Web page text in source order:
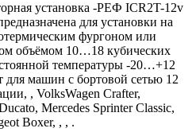
установка -РЕФ ICR2T-12v
для установки на
фургоном или
объёмом 10…18 кубических
температуры -20…+12
для машин с бортовой сетью 12
, VolksWagen Crafter,
Mercedes Sprinter Classic,
Boxer, , , .